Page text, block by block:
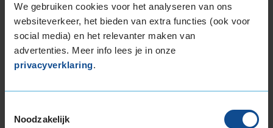
We gebruiken cookies voor het analyseren van ons
websiteverkeer, het bieden van extra functies (ook voor
social media) en het relevanter maken van
advertenties. Meer info lees je in onze
privacyverklaring.
Noodzakelijk
Montage Veilig & Zeker
€ 40,-